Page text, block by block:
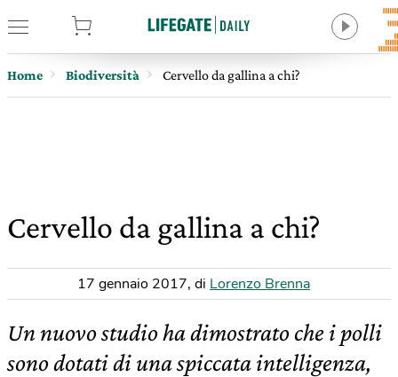
Home Biodiversità Cervello da gallina a chi?
Cervello da gallina a chi?
17 gennaio 2017, di Lorenzo Brenna
Un nuovo studio ha dimostrato che i polli
sono dotati di una spiccata intelligenza,